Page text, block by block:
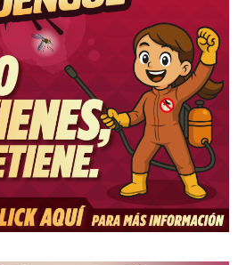
ESTA INFORMACIÓN
cambian la vida de 18.8
Leticia Ramírez
a gobernadores de Sonora y